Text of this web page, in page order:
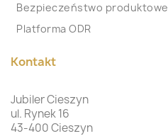
Bezpieczeństwo produktowe
Platforma ODR
Kontakt
Jubiler Cieszyn
ul. Rynek 16
43-400 Cieszyn